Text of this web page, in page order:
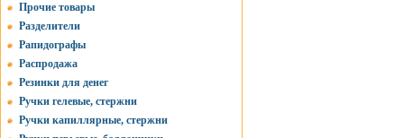
Прочие товары
Разделители
Рапидографы
Распродажа
Резинки для денег
Ручки гелевые, стержни
Ручки капиллярные, стержни